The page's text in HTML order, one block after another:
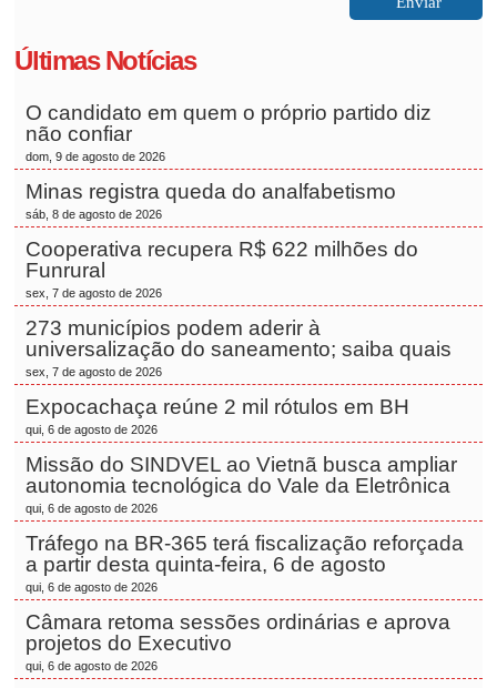
Últimas Notícias
O candidato em quem o próprio partido diz
não confiar
dom, 9 de agosto de 2026
Minas registra queda do analfabetismo
sáb, 8 de agosto de 2026
Cooperativa recupera R$ 622 milhões do
Funrural
sex, 7 de agosto de 2026
273 municípios podem aderir à
universalização do saneamento; saiba quais
sex, 7 de agosto de 2026
Expocachaça reúne 2 mil rótulos em BH
qui, 6 de agosto de 2026
Missão do SINDVEL ao Vietnã busca ampliar
autonomia tecnológica do Vale da Eletrônica
qui, 6 de agosto de 2026
Tráfego na BR-365 terá fiscalização reforçada
a partir desta quinta-feira, 6 de agosto
qui, 6 de agosto de 2026
Câmara retoma sessões ordinárias e aprova
projetos do Executivo
qui, 6 de agosto de 2026